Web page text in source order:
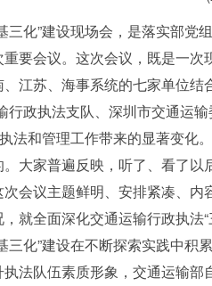
化”建设现场会，是落实部党
要会议。这次会议，既是一
江苏、海事系统的七家单位
行政执法支队、深圳市交通运
法和管理工作带来的显著变
大家普遍反映，听了、看了
会议主题鲜明、安排紧凑、
就全面深化交通运输行政执法“
化”建设在不断探索实践中积
队伍素质形象，交通运输部